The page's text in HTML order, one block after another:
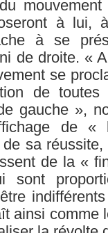
à lui,
à se
de droite. «
se
de toutes
gauche »,
de «
sa réussite,
de la «
ainsi comme